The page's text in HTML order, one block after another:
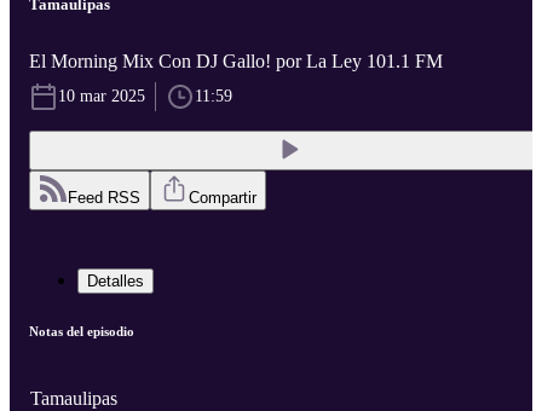
Tamaulipas
El Morning Mix Con DJ Gallo! por La Ley 101.1 FM
10 mar 2025 11:59
Feed RSS Compartir
Detalles
Notas del episodio
Tamaulipas